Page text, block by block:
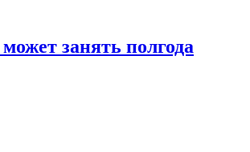
занять полгода